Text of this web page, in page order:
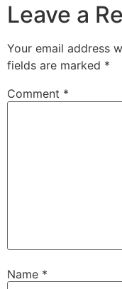
Leave a
Your email address
fields are marked *
Comment *
Name *